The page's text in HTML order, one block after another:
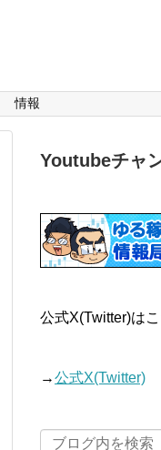
情報
Youtubeチャ
公式X(Twitter)は
→公式X(Twitter)